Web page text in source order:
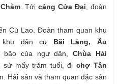
. Tới cảng Cửa Đại, đoàn
Cù Lao. Đoàn tham quan khu
khu dân cư Bãi Làng, Âu
bão của ngư dân,Chùa Hải
sử mấy trăm tuổi, đichợ Tân
Hải sản và tham quan đặc sản